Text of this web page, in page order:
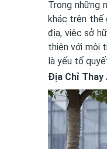
Trong những
khác trên thế
địa, việc sở
thiện với môi
là yếu tố
Địa Chỉ Thay